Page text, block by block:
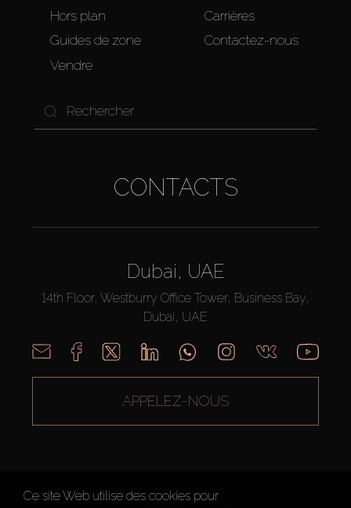
Hors plan
Guides de zone
Vendre
Carrières
Contactez-nous
CONTACTS
Dubai, UAE
14th Floor, Westburry Office Tower, Business Bay,
Dubai, UAE
APPELEZ-NOUS
Ce site Web utilise des cookies pour